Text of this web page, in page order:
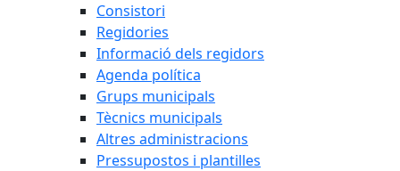
Consistori
Regidories
Informació dels regidors
Agenda política
Grups municipals
Tècnics municipals
Altres administracions
Pressupostos i plantilles